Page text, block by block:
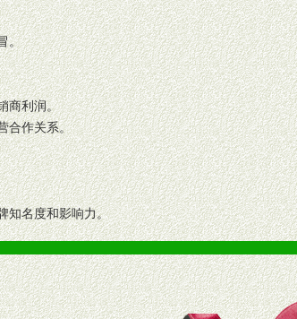
。
商利润。
合作关系。
知名度和影响力。
。